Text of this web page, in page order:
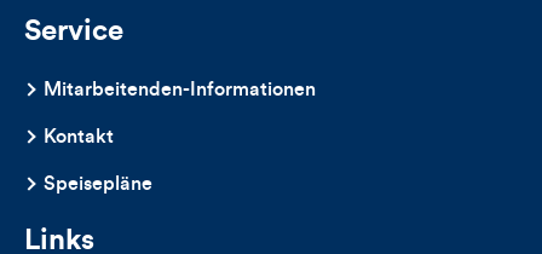
Service
Mitarbeitenden-Informationen
Kontakt
Speisepläne
Links